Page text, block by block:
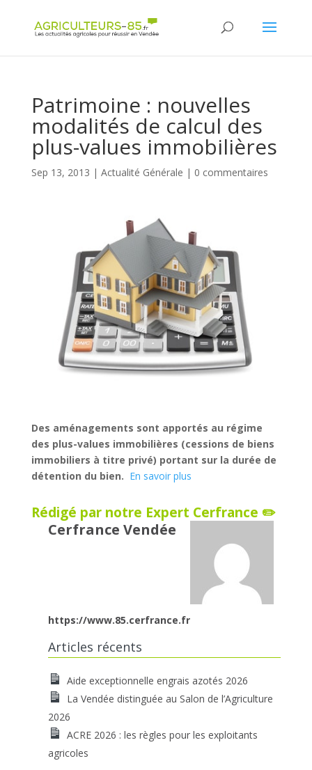
Patrimoine : nouvelles
modalités de calcul des
plus-values immobilières
Sep 13, 2013 | Actualité Générale | 0 commentaires
Des aménagements sont apportés au régime
des plus-values immobilières (cessions de biens
immobiliers à titre privé) portant sur la durée de
détention du bien. En savoir plus
Rédigé par notre Expert Cerfrance ✏️
Cerfrance Vendée
https://www.85.cerfrance.fr
Articles récents
Aide exceptionnelle engrais azotés 2026
La Vendée distinguée au Salon de l’Agriculture
2026
ACRE 2026 : les règles pour les exploitants
agricoles